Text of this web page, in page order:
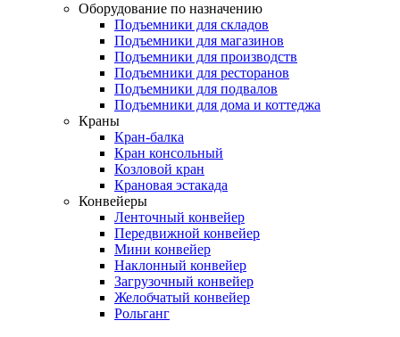
Оборудование по назначению
Подъемники для складов
Подъемники для магазинов
Подъемники для производств
Подъемники для ресторанов
Подъемники для подвалов
Подъемники для дома и коттеджа
Краны
Кран-балка
Кран консольный
Козловой кран
Крановая эстакада
Конвейеры
Ленточный конвейер
Передвижной конвейер
Мини конвейер
Наклонный конвейер
Загрузочный конвейер
Желобчатый конвейер
Рольганг